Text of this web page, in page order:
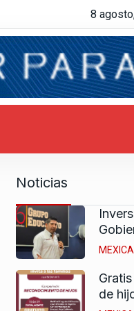
8
Noticias
de